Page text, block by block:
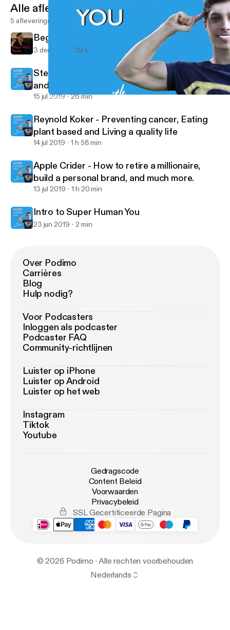
Reynold Koker - Preventing cancer, Eating plant based and
Alle afleveringen
5 afleveringen
Beginning of the new World
3 dec 2021 39 s
Steve Park - How to use credit to travel free
and luxuriously, How to fix your credit, and
How to make money from credit
15 jul 2019 26 min
Reynold Koker - Preventing cancer, Eating
plant based and Living a quality life
14 jul 2019 1 h 58 min
Apple Crider - How to retire a millionaire,
build a personal brand, and much more.
13 jul 2019 1 h 20 min
Intro to Super Human You
23 jun 2019 2 min
Over Podimo
Carrières
Blog
Hulp nodig?
Voor Podcasters
Inloggen als podcaster
Podcaster FAQ
Community-richtlijnen
Luister op iPhone
Luister op Android
Luister op het web
Instagram
Tiktok
Youtube
Gedragscode
Content Beleid
Voorwaarden
Privacybeleid
SSL Gecertificeerde Pagina
© 2026 Podimo · Alle rechten voorbehouden
Nederlands